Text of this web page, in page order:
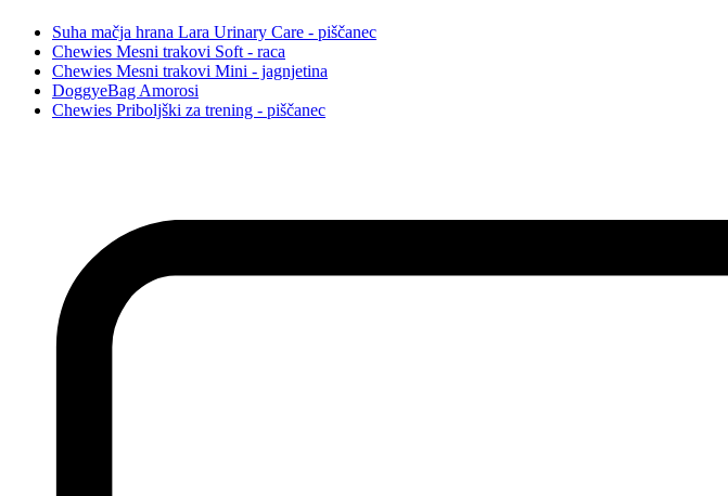
Suha mačja hrana Lara Urinary Care - piščanec
Chewies Mesni trakovi Soft - raca
Chewies Mesni trakovi Mini - jagnjetina
DoggyeBag Amorosi
Chewies Priboljški za trening - piščanec